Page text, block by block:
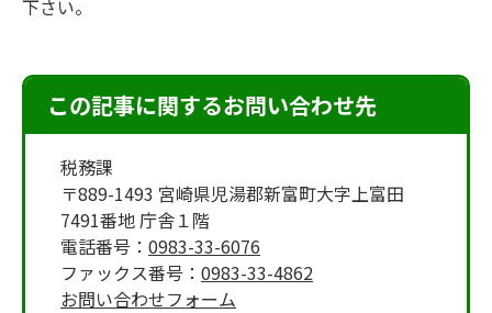
下さい。
この記事に関するお問い合わせ先
税務課
〒889-1493 宮崎県児湯郡新富町大字上富田
7491番地 庁舎１階
電話番号： 0983-33-6076
ファックス番号： 0983-33-4862
お問い合わせフォーム